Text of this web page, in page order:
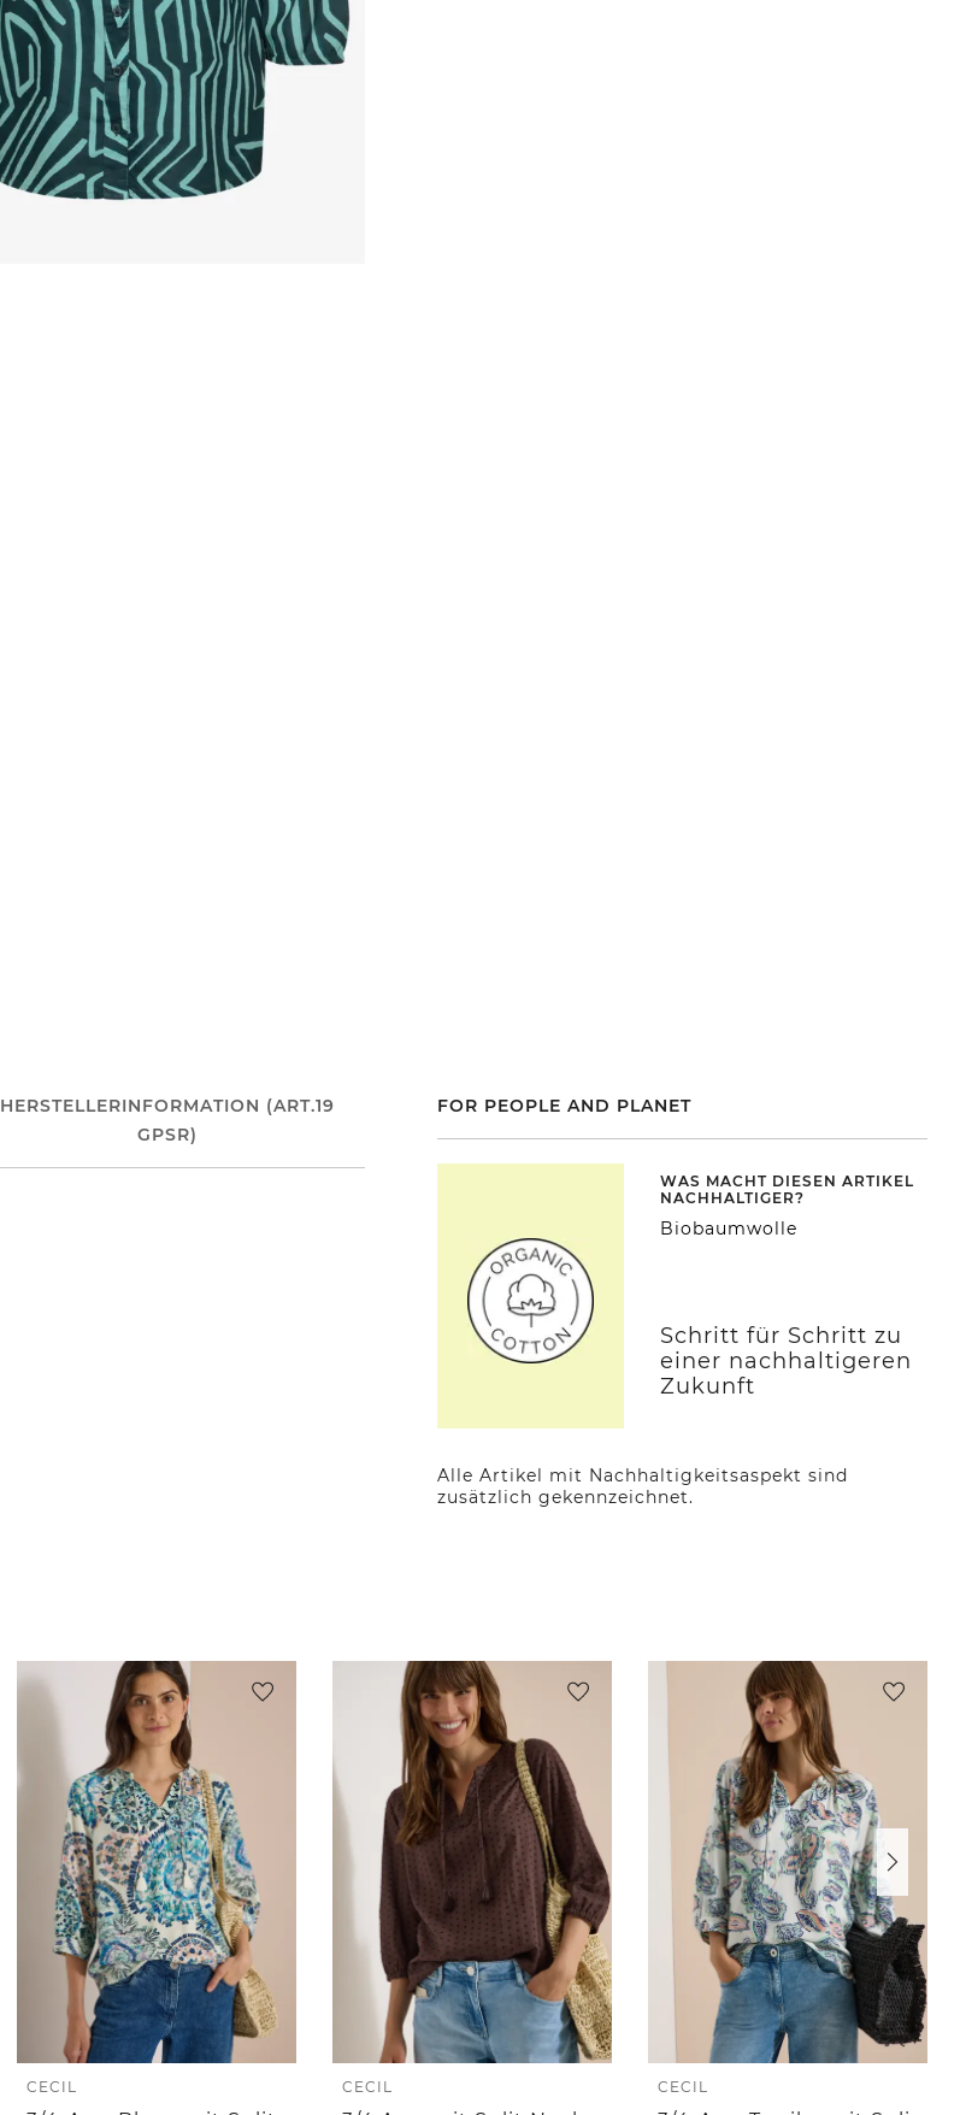
HERSTELLERINFORMATION (ART.19
GPSR)
FOR PEOPLE AND PLANET
WAS MACHT DIESEN ARTIKEL
NACHHALTIGER?
Biobaumwolle
Schritt für Schritt zu
einer nachhaltigeren
Zukunft
Alle Artikel mit Nachhaltigkeitsaspekt sind
zusätzlich gekennzeichnet.
CECIL CECIL CECIL